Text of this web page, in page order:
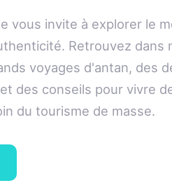
vous invite à explorer le
Retrouvez dans
voyages d'antan, des
des conseils pour vivre
du tourisme de masse.